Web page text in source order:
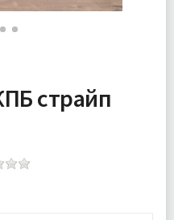
страйп